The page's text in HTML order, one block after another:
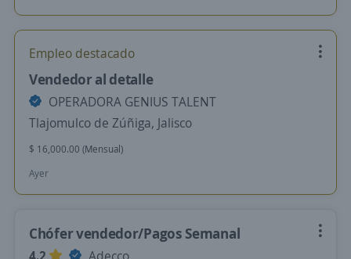
Empleo destacado
Vendedor al detalle
OPERADORA GENIUS TALENT
Tlajomulco de Zúñiga, Jalisco
$ 16,000.00 (Mensual)
Ayer
Chófer vendedor/Pagos Semanal